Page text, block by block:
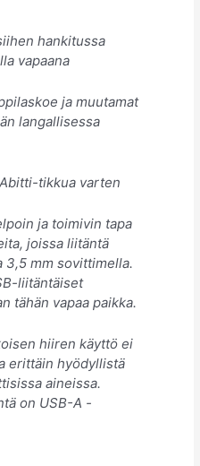
hankitussa
vapaana
ja muutamat
langallisessa
tikkua varten
ja toimivin tapa
joissa liitäntä
3,5 mm sovittimella.
liitäntäiset
tähän vapaa paikka.
hiiren käyttö ei
erittäin hyödyllistä
aineissa.
on USB-A -